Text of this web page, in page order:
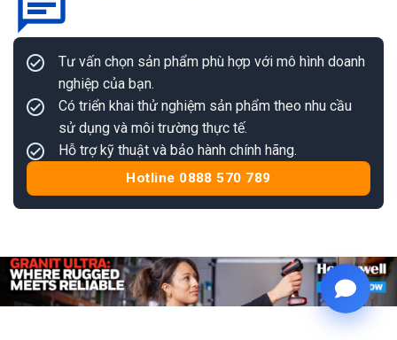
Tư vấn chọn sản phẩm phù hợp với mô hình doanh
nghiệp của bạn.
Có triển khai thử nghiệm sản phẩm theo nhu cầu
sử dụng và môi trường thực tế.
Hỗ trợ kỹ thuật và bảo hành chính hãng.
Hotline 0888 570 789